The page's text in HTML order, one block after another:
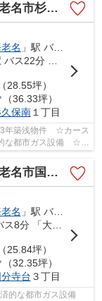
中古一戸建て
名 」駅 バス22分 「椿地蔵」 停歩4分
分 「椿地蔵」 停歩4分
28.55坪）
36.33坪）
保南１丁目
年築浅物件 ☆カース
な都市ガス設備 ☆日
...
一戸建て 全2棟
名 」駅 バス8分 「国分寺台第７」 停歩2分
公民館（神奈川県）」 停歩11分
25.84坪）
32.35坪）
寺台 ３丁目
的な都市ガス設備